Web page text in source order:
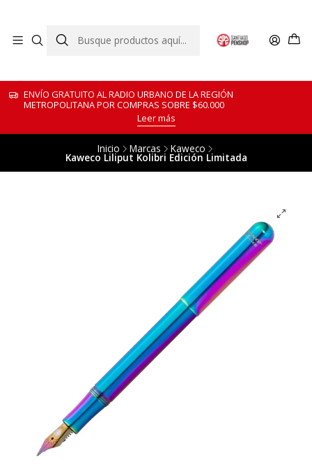
ENVÍO GRATUITO AL RADIO URBANO DE LA REGIÓN
METROPOLITANA POR COMPRAS SOBRE $60.000
Leer más
Inicio Marcas Kaweco
Kaweco Liliput Kolibri Edición Limitada